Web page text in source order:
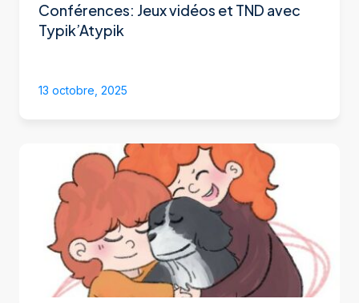
Conférences: Jeux vidéos et TND avec
Typik’Atypik
13 octobre, 2025